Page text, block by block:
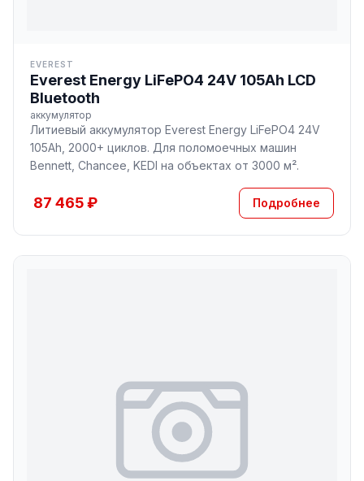
EVEREST
Everest Energy LiFePO4 24V 105Ah LCD
Bluetooth
аккумулятор
Литиевый аккумулятор Everest Energy LiFePO4 24V
105Ah, 2000+ циклов. Для поломоечных машин
Bennett, Chancee, KEDI на объектах от 3000 м².
87 465 ₽ Подробнее